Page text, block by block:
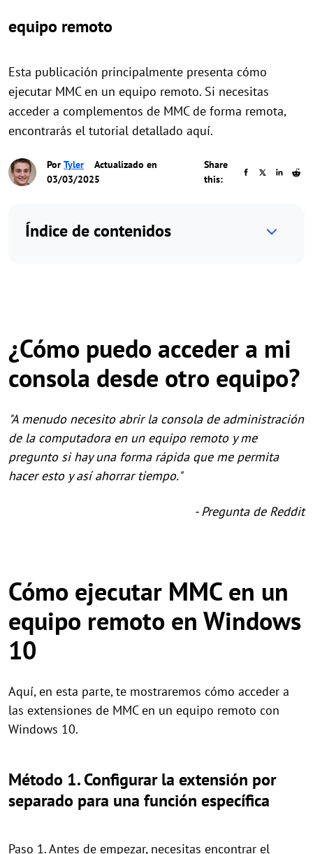
equipo remoto
Esta publicación principalmente presenta cómo
ejecutar MMC en un equipo remoto. Si necesitas
acceder a complementos de MMC de forma remota,
encontrarás el tutorial detallado aquí.
Por Tyler
Actualizado en
03/03/2025
Share
this:
Índice de contenidos
¿Cómo puedo acceder a mi
consola desde otro equipo?
"A menudo necesito abrir la consola de administración
de la computadora en un equipo remoto y me
pregunto si hay una forma rápida que me permita
hacer esto y así ahorrar tiempo."
- Pregunta de Reddit
Cómo ejecutar MMC en un
equipo remoto en Windows
10
Aquí, en esta parte, te mostraremos cómo acceder a
las extensiones de MMC en un equipo remoto con
Windows 10.
Método 1. Configurar la extensión por
separado para una función específica
Paso 1. Antes de empezar, necesitas encontrar el